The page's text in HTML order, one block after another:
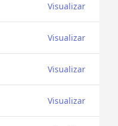
Visualizar
Visualizar
Visualizar
Visualizar